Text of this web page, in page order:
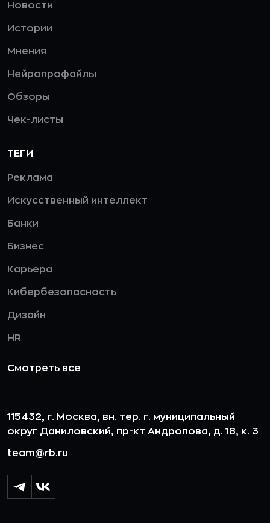
Новости
Истории
Мнения
Нейропрофайлы
Обзоры
Чек-листы
ТЕГИ
Реклама
Искусственный интеллект
Банки
Бизнес
Карьера
Кибербезопасность
Дизайн
HR
Смотреть все
115432, г. Москва, вн. тер. г. муниципальный
округ Даниловский, пр-кт Андропова, д. 18, к. 3
team@rb.ru